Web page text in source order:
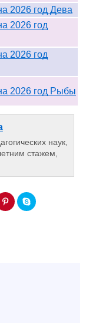
2026 год Дева
2026 год
2026 год
2026 год Рыбы
наук,
стажем,